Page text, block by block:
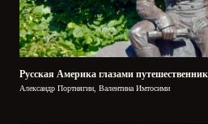
Русская Америка глазами
Александр Портнягин, Валентина Имтосими